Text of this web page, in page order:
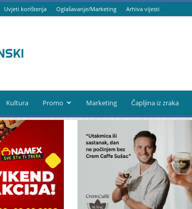
Uvjeti korištenja Oglašavanje/Marketing Arhiva vijesti
Kultura Promo Marketing Čapljina iz zraka